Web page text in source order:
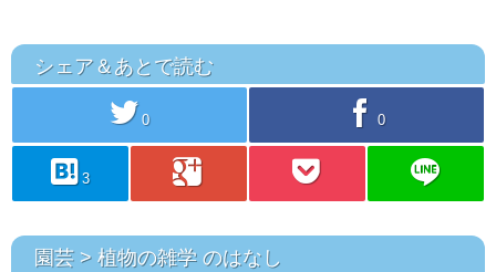
シェア＆あとで読む
twitter 0 facebook 0
hatebu 3 googleplus pocket line
園芸 > 植物の雑学 のはなし